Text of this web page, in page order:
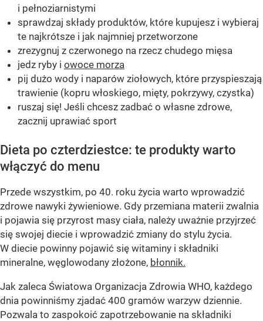
i pełnoziarnistymi
sprawdzaj składy produktów, które kupujesz i wybieraj
te najkrótsze i jak najmniej przetworzone
zrezygnuj z czerwonego na rzecz chudego mięsa
jedz ryby i owoce morza
pij dużo wody i naparów ziołowych, które przyspieszają
trawienie (kopru włoskiego, mięty, pokrzywy, czystka)
ruszaj się! Jeśli chcesz zadbać o własne zdrowe,
zacznij uprawiać sport
Dieta po czterdziestce: te produkty warto
włączyć do menu
Przede wszystkim, po 40. roku życia warto wprowadzić
zdrowe nawyki żywieniowe. Gdy przemiana materii zwalnia
i pojawia się przyrost masy ciała, należy uważnie przyjrzeć
się swojej diecie i wprowadzić zmiany do stylu życia.
W diecie powinny pojawić się witaminy i składniki
mineralne, węglowodany złożone, błonnik.
Jak zaleca Światowa Organizacja Zdrowia WHO, każdego
dnia powinniśmy zjadać 400 gramów warzyw dziennie.
Pozwala to zaspokoić zapotrzebowanie na składniki